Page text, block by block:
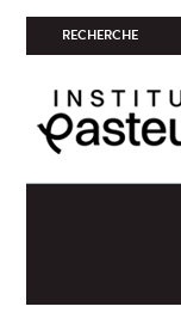
RECHERCHE